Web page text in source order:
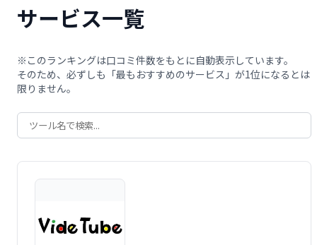
サービス一覧
※このランキングは口コミ件数をもとに自動表示しています。
そのため、必ずしも「最もおすすめのサービス」が1位になるとは
限りません。